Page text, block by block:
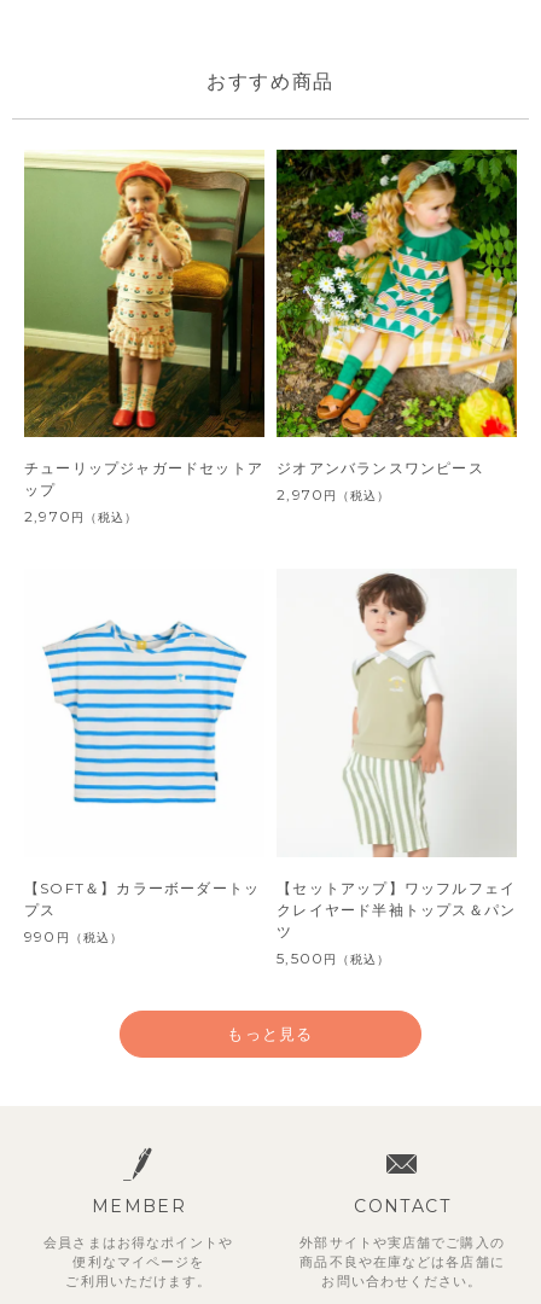
おすすめ商品
チューリップジャガードセットア
ップ
2,970 円 （税込）
ジオアンバランスワンピース
2,970 円 （税込）
【SOFT＆】カラーボーダートッ
プス
990 円 （税込）
【セットアップ】ワッフルフェイ
クレイヤード半袖トップス＆パン
ツ
5,500 円 （税込）
もっと見る
MEMBER
会員さまはお得なポイントや
便利な マイページを
ご利用いただけます。
CONTACT
外部サイトや実店舗でご購入の
商品不良や在庫などは各店舗に
お問い合わせください。